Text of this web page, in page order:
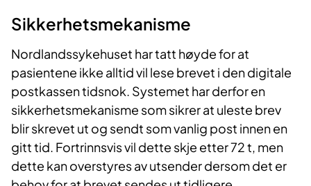
Sikkerhetsmekanisme
Nordlandssykehuset har tatt høyde for at
pasientene ikke alltid vil lese brevet i den digitale
postkassen tidsnok. Systemet har derfor en
sikkerhetsmekanisme som sikrer at uleste brev
blir skrevet ut og sendt som vanlig post innen en
gitt tid. Fortrinnsvis vil dette skje etter 72 t, men
dette kan overstyres av utsender dersom det er